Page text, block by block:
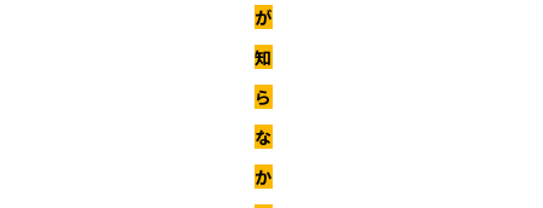
が
知
ら
な
か